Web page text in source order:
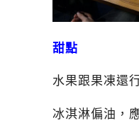
甜點
水果跟果凍還
冰淇淋偏油，